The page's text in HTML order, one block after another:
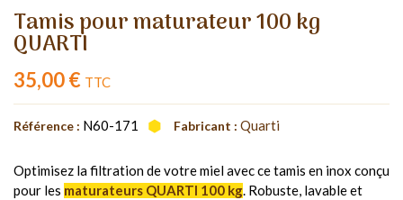
Tamis pour maturateur 100 kg
QUARTI
35,00 € TTC
Référence : N60-171 Fabricant : Quarti
Optimisez la filtration de votre miel avec ce tamis en inox conçu
pour les maturateurs QUARTI 100 kg. Robuste, lavable et